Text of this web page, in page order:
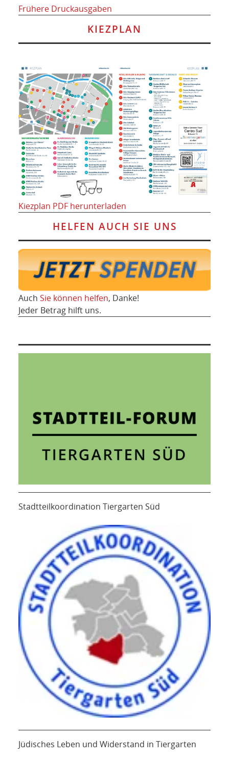
Frühere Druckausgaben
KIEZPLAN
Kiezplan PDF herunterladen
HELFEN AUCH SIE UNS
Auch Sie können helfen, Danke!
Jeder Betrag hilft uns.
Stadtteilkoordination Tiergarten Süd
Jüdisches Leben und Widerstand in Tiergarten